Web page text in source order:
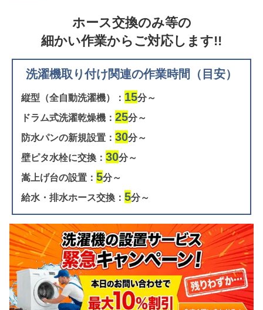
ホース交換のみ等の
細かい作業からご対応します!!
洗濯機取り付け関連の作業時間（目安）
縦型（全自動洗濯機）： 15分～
ドラム式洗濯乾燥機： 25分～
防水パンの新規設置： 30分～
壁ピタ水栓に交換： 30分～
嵩上げ台の設置： 5分～
給水・排水ホース交換： 5分～